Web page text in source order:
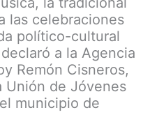
las celebraciones
político-cultural
a la Agencia
Remón Cisneros,
Unión de Jóvenes
municipio de